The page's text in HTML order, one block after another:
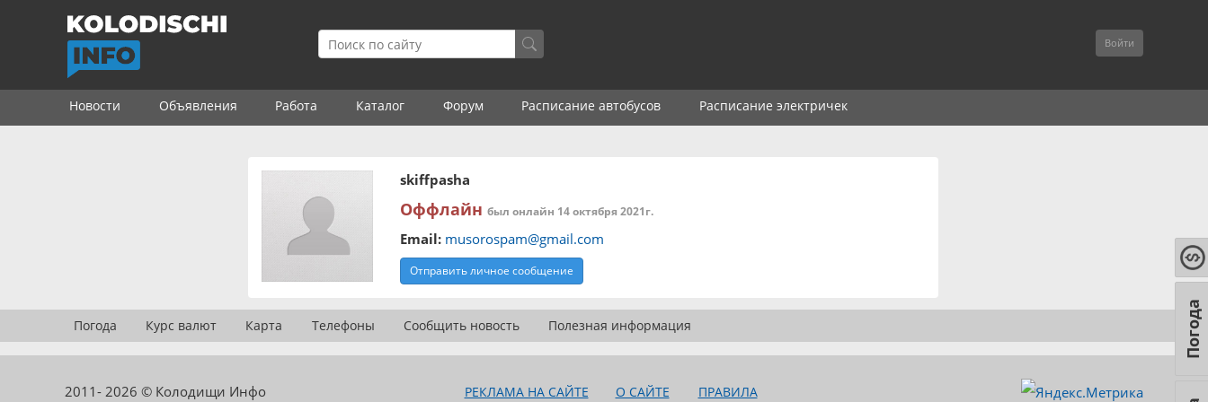
Войти
Новости Объявления Работа Каталог Форум Расписание автобусов Расписание электричек
skiffpasha
Оффлайн был онлайн 14 октября 2021г.
Email: musorospam@gmail.com
Отправить личное сообщение
Погода Курс валют Карта Телефоны Сообщить новость Полезная информация
2011- 2026 © Колодищи Инфо РЕКЛАМА НА САЙТЕ О САЙТЕ
ПРАВИЛА
Погода